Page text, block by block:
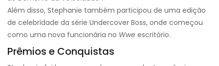
Além disso, Stephanie também participou de uma edição
de celebridade da série Undercover Boss, onde começou
como uma nova funcionária no Wwe escritório.
Prêmios e Conquistas